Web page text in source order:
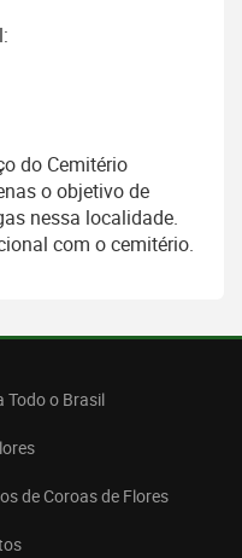
do Cemitério
o objetivo de
nessa localidade.
com o cemitério.
Todo o Brasil
de Coroas de Flores